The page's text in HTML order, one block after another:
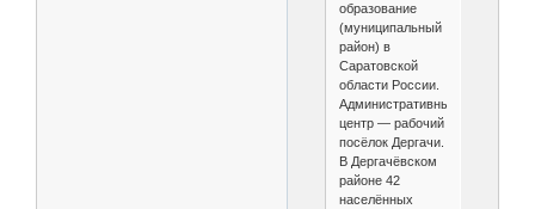
образование
(муниципальный
район) в
Саратовской
области России.
Административный
центр — рабочий
посёлок Дергачи.
В Дергачёвском
районе 42
населённых